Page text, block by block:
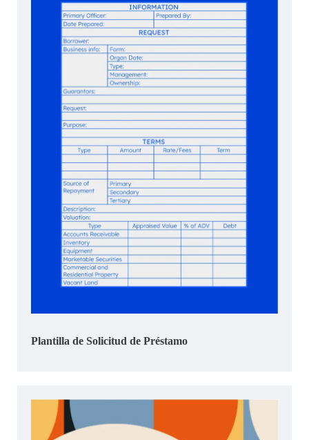
Plantilla de Solicitud de Préstamo